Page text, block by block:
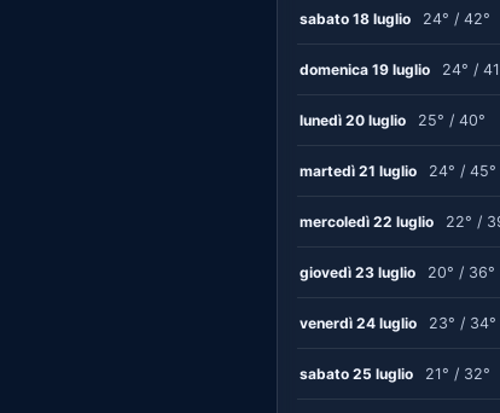
sabato 18 luglio 24° / 42°
domenica 19 luglio 24° /
lunedì 20 luglio 25° / 40°
martedì 21 luglio 24° / 45°
mercoledì 22 luglio 22° /
giovedì 23 luglio 20° / 36°
venerdì 24 luglio 23° / 34°
sabato 25 luglio 21° / 32°